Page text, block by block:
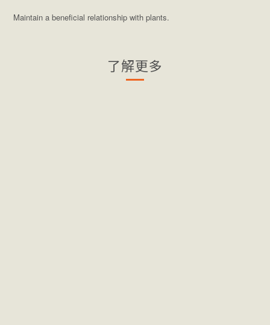
Maintain a beneficial relationship with plants.
了解更多